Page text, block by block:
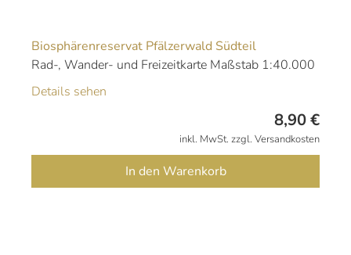
Biosphärenreservat Pfälzerwald Südteil
Rad-, Wander- und Freizeitkarte Maßstab 1:40.000
Details sehen
8,90€
inkl. MwSt. zzgl. Versandkosten
In den Warenkorb